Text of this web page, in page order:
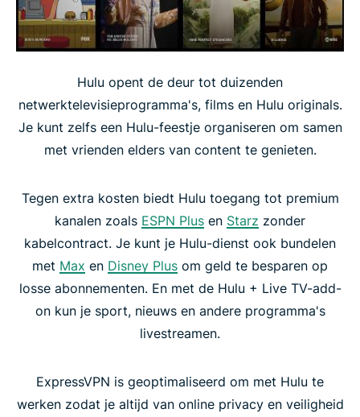
Hulu opent de deur tot duizenden
netwerktelevisieprogramma's, films en Hulu originals.
Je kunt zelfs een Hulu-feestje organiseren om samen
met vrienden elders van content te genieten.
Tegen extra kosten biedt Hulu toegang tot premium
kanalen zoals ESPN Plus en Starz zonder
kabelcontract. Je kunt je Hulu-dienst ook bundelen
met Max en Disney Plus om geld te besparen op
losse abonnementen. En met de Hulu + Live TV-add-
on kun je sport, nieuws en andere programma's
livestreamen.
ExpressVPN is geoptimaliseerd om met Hulu te
werken zodat je altijd van online privacy en veiligheid